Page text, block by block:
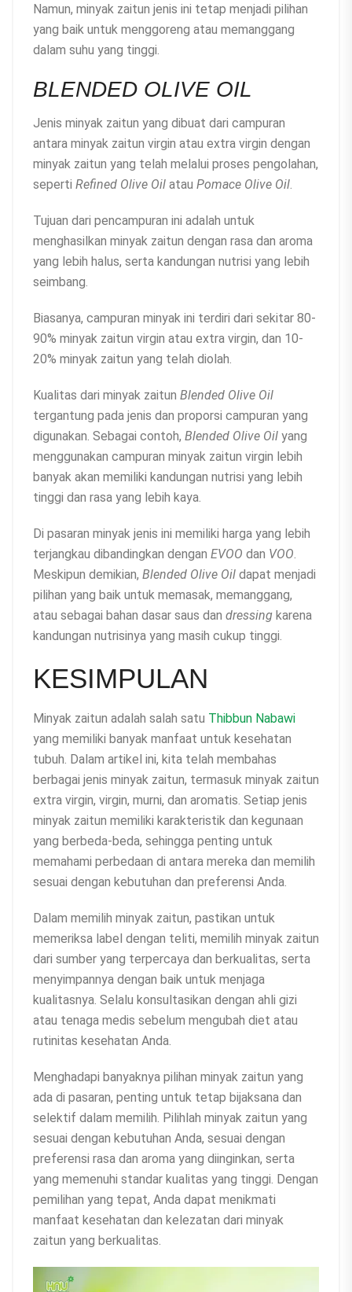
Namun, minyak zaitun jenis ini tetap menjadi pilihan
yang baik untuk menggoreng atau memanggang
dalam suhu yang tinggi.
BLENDED OLIVE OIL
Jenis minyak zaitun yang dibuat dari campuran
antara minyak zaitun virgin atau extra virgin dengan
minyak zaitun yang telah melalui proses pengolahan,
seperti Refined Olive Oil atau Pomace Olive Oil.
Tujuan dari pencampuran ini adalah untuk
menghasilkan minyak zaitun dengan rasa dan aroma
yang lebih halus, serta kandungan nutrisi yang lebih
seimbang.
Biasanya, campuran minyak ini terdiri dari sekitar 80-
90% minyak zaitun virgin atau extra virgin, dan 10-
20% minyak zaitun yang telah diolah.
Kualitas dari minyak zaitun Blended Olive Oil
tergantung pada jenis dan proporsi campuran yang
digunakan. Sebagai contoh, Blended Olive Oil yang
menggunakan campuran minyak zaitun virgin lebih
banyak akan memiliki kandungan nutrisi yang lebih
tinggi dan rasa yang lebih kaya.
Di pasaran minyak jenis ini memiliki harga yang lebih
terjangkau dibandingkan dengan EVOO dan VOO.
Meskipun demikian, Blended Olive Oil dapat menjadi
pilihan yang baik untuk memasak, memanggang,
atau sebagai bahan dasar saus dan dressing karena
kandungan nutrisinya yang masih cukup tinggi.
KESIMPULAN
Minyak zaitun adalah salah satu Thibbun Nabawi
yang memiliki banyak manfaat untuk kesehatan
tubuh. Dalam artikel ini, kita telah membahas
berbagai jenis minyak zaitun, termasuk minyak zaitun
extra virgin, virgin, murni, dan aromatis. Setiap jenis
minyak zaitun memiliki karakteristik dan kegunaan
yang berbeda-beda, sehingga penting untuk
memahami perbedaan di antara mereka dan memilih
sesuai dengan kebutuhan dan preferensi Anda.
Dalam memilih minyak zaitun, pastikan untuk
memeriksa label dengan teliti, memilih minyak zaitun
dari sumber yang terpercaya dan berkualitas, serta
menyimpannya dengan baik untuk menjaga
kualitasnya. Selalu konsultasikan dengan ahli gizi
atau tenaga medis sebelum mengubah diet atau
rutinitas kesehatan Anda.
Menghadapi banyaknya pilihan minyak zaitun yang
ada di pasaran, penting untuk tetap bijaksana dan
selektif dalam memilih. Pilihlah minyak zaitun yang
sesuai dengan kebutuhan Anda, sesuai dengan
preferensi rasa dan aroma yang diinginkan, serta
yang memenuhi standar kualitas yang tinggi. Dengan
pemilihan yang tepat, Anda dapat menikmati
manfaat kesehatan dan kelezatan dari minyak
zaitun yang berkualitas.